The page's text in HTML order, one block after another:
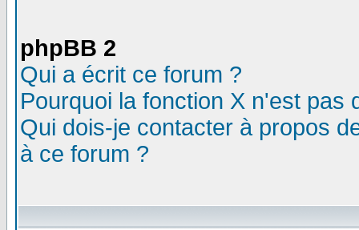
phpBB 2
Qui a écrit ce forum ?
Pourquoi la fonction X n'est pas
Qui dois-je contacter à propos
à ce forum ?